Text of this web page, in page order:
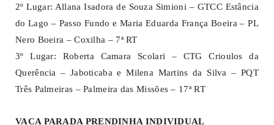
2º Lugar: Allana Isadora de Souza Simioni – GTCC Estância
do Lago – Passo Fundo e Maria Eduarda França Boeira – PL
Nero Boeira – Coxilha – 7ª RT
3º Lugar: Roberta Camara Scolari – CTG Crioulos da
Querência – Jaboticaba e Milena Martins da Silva – PQT
Três Palmeiras – Palmeira das Missões – 17ª RT
VACA PARADA PRENDINHA INDIVIDUAL